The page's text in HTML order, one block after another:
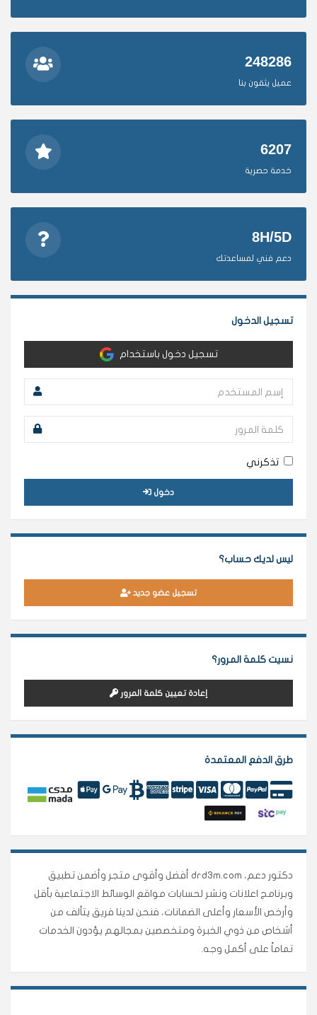
248286
عميل يثقون بنا
6207
خدمة حصرية
8H/5D
دعم فني لمساعدتك
تسجيل الدخول
تسجيل دخول باستخدام
تذكرني
دخول
ليس لديك حساب؟
تسجيل عضو جديد
نسيت كلمة المرور؟
إعادة تعيين كلمة المرور
طرق الدفع المعتمدة
دكتور دعم، drd3m.com أفضل وأقوى متجر وأضمن تطبيق
وبرنامج اعلانات ونشر لحسابات مواقع الوسائط الاجتماعية بأقل
وأرخص الأسعار وأعلى الضمانات، فنحن لدينا فريق يتألف من
أشخاص من ذوي الخبرة ومتخصصين بمجالهم يؤدون الخدمات
تماماً على أكمل وجه.